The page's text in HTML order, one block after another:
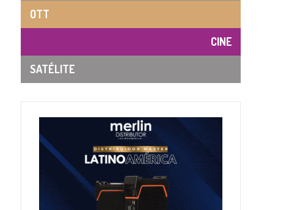
OTT
CINE
SATÉLITE